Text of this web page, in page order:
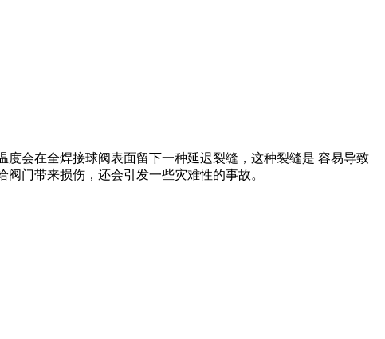
会在全焊接球阀表面留下一种延迟裂缝，这种裂缝是 容易导致
门带来损伤，还会引发一些灾难性的事故。